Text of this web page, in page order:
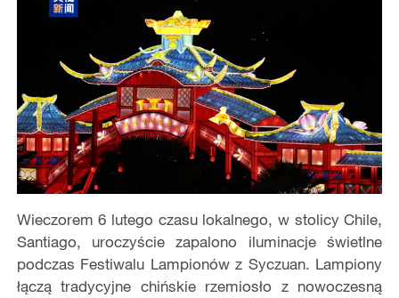
Wieczorem 6 lutego czasu lokalnego, w stolicy Chile,
Santiago, uroczyście zapalono iluminacje świetlne
podczas Festiwalu Lampionów z Syczuan. Lampiony
łączą tradycyjne chińskie rzemiosło z nowoczesną